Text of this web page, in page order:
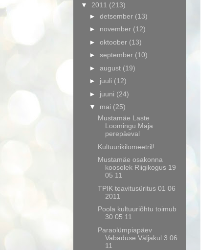
▼ 2011 (213)
► detsember (13)
► november (12)
► oktoober (13)
► september (10)
► august (19)
► juuli (12)
► juuni (24)
▼ mai (25)
Mustamäe Laste
Loomingu Maja
perepäeval
Kultuurikilomeetril!
Mustamäe osakonna
koosolek Riigikogus 19
05 11
TPIK teavitusüritus 01 06
2011
Poola kultuuriõhtu toimub
30 05 11
Paraolümpiapäev
Vabaduse Väljakul 3 06
11